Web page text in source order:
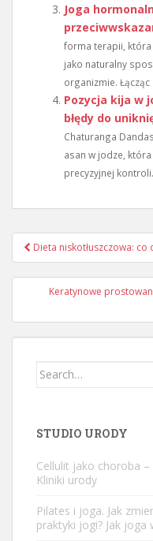
Joga
forma terapii, która
jako naturalny
organizmie.
Pozycja kija w
błędy do
Chaturanga
asan w jodze, która
precyzyjnej
Nawigacja
wpisu
Dieta niskotłuszczowa:
Keratynowe
Search
STUDIO URODY
Cellulit jako choroba
Kliniki urody
Pilates i joga. Jak
praktyki jogi? Jak joga